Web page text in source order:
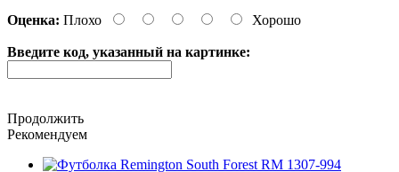
Оценка: Плохо Хорошо
Введите код, указанный на картинке:
Продолжить
Рекомендуем